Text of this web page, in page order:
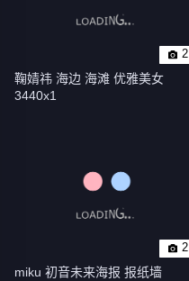
2
鞠婧祎 海边 海滩 优雅美女
3440x1
2
miku 初音未来海报 报纸墙